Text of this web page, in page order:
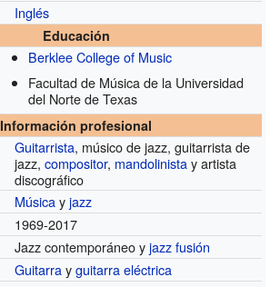
Inglés
Educación
Berklee College of Music
Facultad de Música de la Universidad
del Norte de Texas
Información profesional
Guitarrista, músico de jazz, guitarrista de
jazz,compositor, mandolinistay artista
discográfico
Músicayjazz
1969-2017
Jazz contemporáneo yjazz fusión
Guitarrayguitarra eléctrica